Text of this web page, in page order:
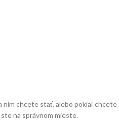
ním chcete stať, alebo pokiaľ chcete
na správnom mieste.